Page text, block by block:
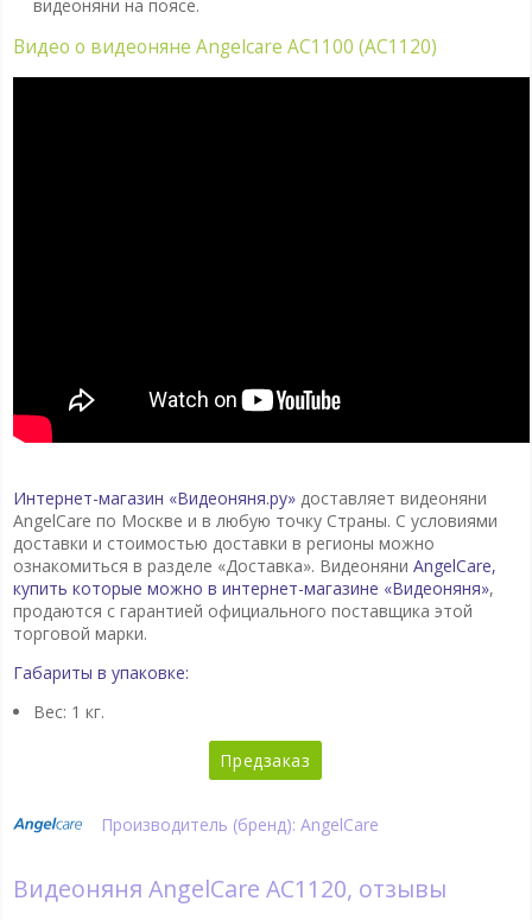
видеоняни на поясе.
Видео о видеоняне Angelcare AC1100 (AC1120)
Интернет-магазин «Видеоняня.ру»доставляет видеоняни
AngelCare по Москве и в любую точку Страны. С условиями
доставки и стоимостью доставки в регионы можно
ознакомиться в разделе «Доставка». Видеоняни AngelCare,
купить которые можно в интернет-магазине «Видеоняня»,
продаются с гарантией официального поставщика этой
торговой марки.
Габариты в упаковке:
Вес: 1 кг.
Предзаказ
Производитель (бренд): AngelCare
Видеоняня AngelCare AC1120, отзывы